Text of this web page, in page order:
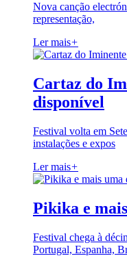
Nova canção
representação,
Ler mais+
Cartaz do
disponível
Festival volta em
instalações e expos
Ler mais+
Pikika e
Festival chega à
Portugal, Espanha,